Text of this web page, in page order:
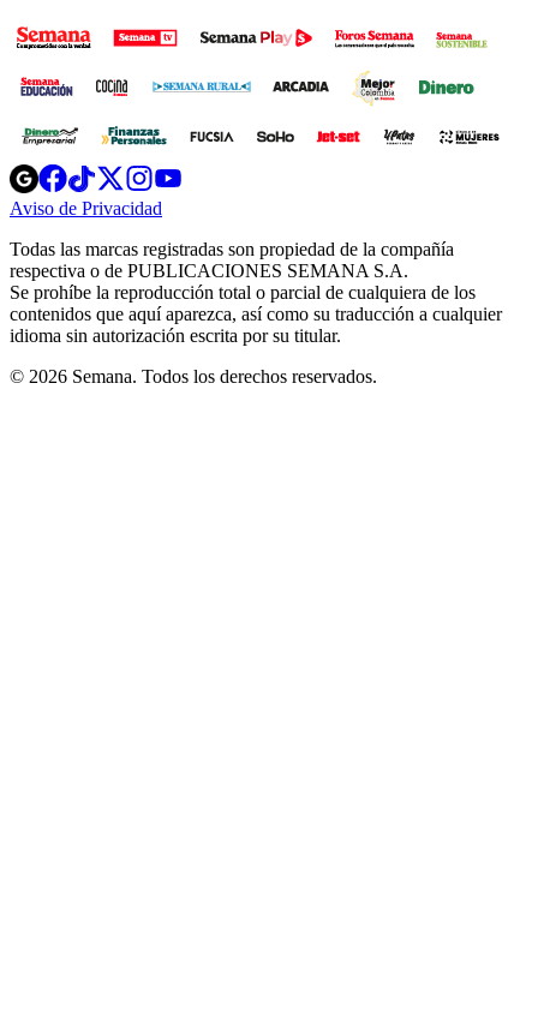
Opens
in
new
Opens
in
new
Opens
in
new
window
Opens
new
windowwindow
Aviso de Privacidad
new
window
Todas las marcas registradas son propiedad de la compañía
respectiva o de PUBLICACIONES SEMANA S.A.
Se prohíbe la reproducción total o parcial de cualquiera de los
contenidos que aquí aparezca, así como su traducción a cualquier
idioma sin autorización escrita por su titular.
© 2026 Semana. Todos los derechos reservados.